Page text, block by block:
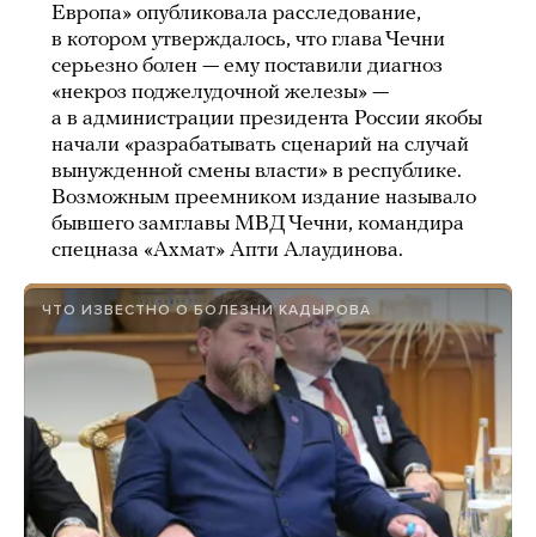
Европа» опубликовала расследование,
в котором утверждалось, что глава Чечни
серьезно болен — ему поставили диагноз
«некроз поджелудочной железы» —
а в администрации президента России якобы
начали «разрабатывать сценарий на случай
вынужденной смены власти» в республике.
Возможным преемником издание называло
бывшего замглавы МВД Чечни, командира
спецназа «Ахмат» Апти Алаудинова.
ЧТО ИЗВЕСТНО О БОЛЕЗНИ КАДЫРОВА